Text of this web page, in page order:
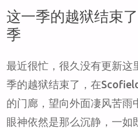
对
的
编
这一季的越狱结束
季
最近很忙，很久没有更新这
季的越狱结束了，在
的门廊，望向外面凄风苦雨
眼神依然是那么沉静，一如